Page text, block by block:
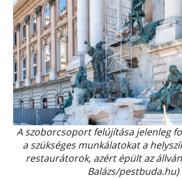
A szoborcsoport felújítása jelenleg
a szükséges munkálatokat a
restaurátorok, azért épült az
Balázs/pestbuda.hu)